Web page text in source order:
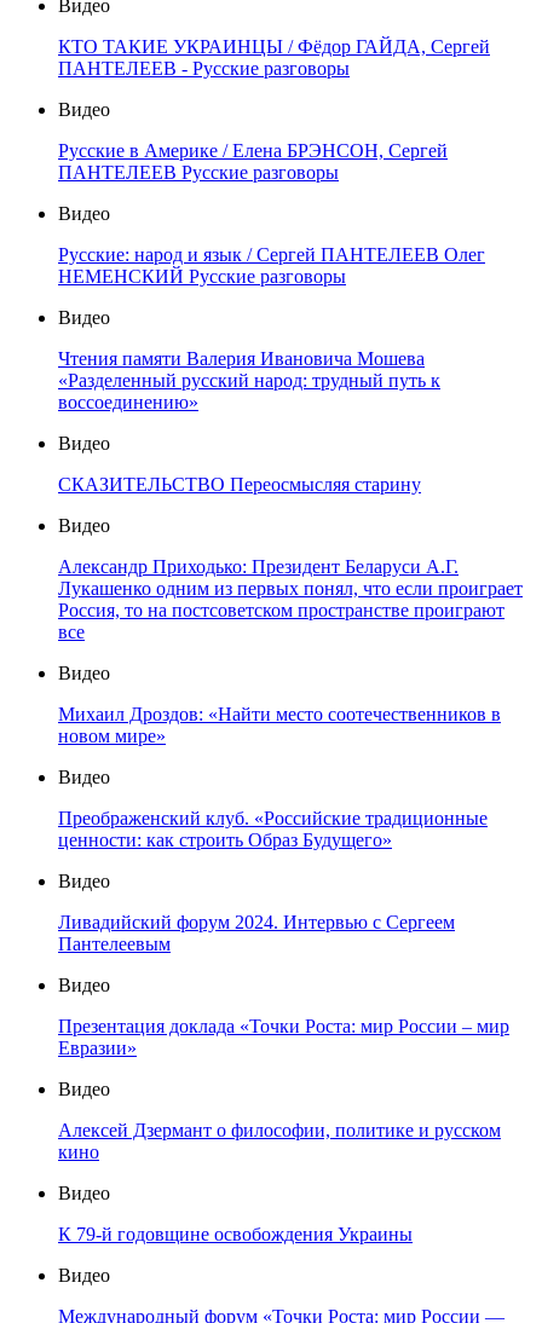
Видео
КТО ТАКИЕ УКРАИНЦЫ / Фёдор ГАЙДА, Сергей
ПАНТЕЛЕЕВ - Русские разговоры
Видео
Русские в Америке / Елена БРЭНСОН, Сергей
ПАНТЕЛЕЕВ Русские разговоры
Видео
Русские: народ и язык / Сергей ПАНТЕЛЕЕВ Олег
НЕМЕНСКИЙ Русские разговоры
Видео
Чтения памяти Валерия Ивановича Мошева
«Разделенный русский народ: трудный путь к
воссоединению»
Видео
СКАЗИТЕЛЬСТВО Переосмысляя старину
Видео
Александр Приходько: Президент Беларуси А.Г.
Лукашенко одним из первых понял, что если проиграет
Россия, то на постсоветском пространстве проиграют
все
Видео
Михаил Дроздов: «Найти место соотечественников в
новом мире»
Видео
Преображенский клуб. «Российские традиционные
ценности: как строить Образ Будущего»
Видео
Ливадийский форум 2024. Интервью с Сергеем
Пантелеевым
Видео
Презентация доклада «Точки Роста: мир России – мир
Евразии»
Видео
Алексей Дзермант о философии, политике и русском
кино
Видео
К 79-й годовщине освобождения Украины
Видео
Международный форум «Точки Роста: мир России —